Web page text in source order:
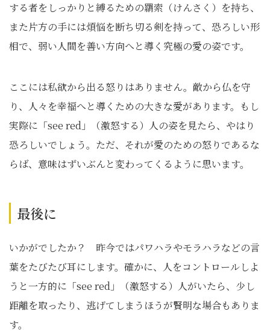
する者をしっかりと縛るための羂索（けんさく）を持ち、
また片方の手には煩悩を断ち切る剣を持って、恐ろしい形
相で、弱い人間を善い方向へと導く究極の愛の姿です。
ここには私欲から出る怒りはありません。敵から仏を守
り、人々を幸福へと導くための大きな愛があります。もし
実際に「see red」（激怒する）人の姿を見たら、やはり
恐ろしいでしょう。ただ、それが愛のための怒りであるな
らば、意味はずいぶんと変わってくるように思います。
最後に
いかがでしたか？ 昨今ではパワハラやモラハラなどの言
葉をたびたび耳にします。確かに、人をコントロールしよ
うと一方的に「see red」（激怒する）人がいたら、少し
距離を取ったり、逃げてしまうほうが賢明な場合もありま
す。